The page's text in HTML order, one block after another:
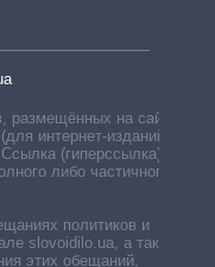
размещённых на сайте,
интернет-изданий —
(гиперссылка)
либо частичного
политиков и
slovoidilo.ua, а также
этих обещаний,